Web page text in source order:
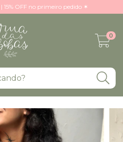
OFF no primeiro pedido ✶
0